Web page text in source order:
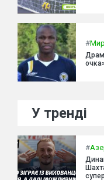
#Мир
У тренді
#